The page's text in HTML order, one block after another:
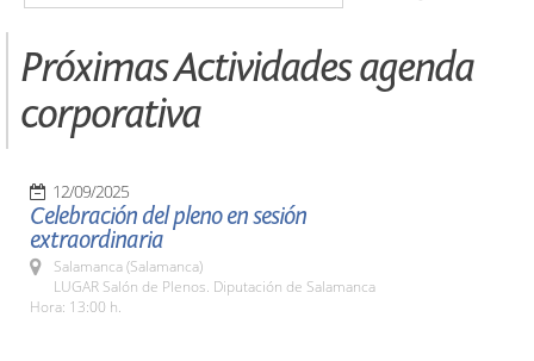
Próximas Actividades agenda
corporativa
12/09/2025
Celebración del pleno en sesión
extraordinaria
Salamanca (Salamanca)
LUGAR Salón de Plenos. Diputación de Salamanca
Hora: 13:00 h.